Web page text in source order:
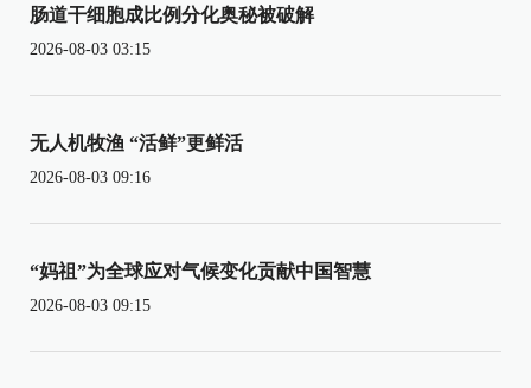
肠道干细胞成比例分化奥秘被破解
2026-08-03 03:15
无人机牧渔 “活鲜”更鲜活
2026-08-03 09:16
“妈祖”为全球应对气候变化贡献中国智慧
2026-08-03 09:15